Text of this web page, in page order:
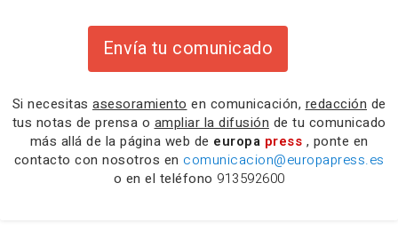
Envía tu comunicado
Si necesitas asesoramiento en comunicación, redacción de
tus notas de prensa o ampliar la difusión de tu comunicado
más allá de la página web de europa press , ponte en
contacto con nosotros en comunicacion@europapress.es
o en el teléfono 913592600